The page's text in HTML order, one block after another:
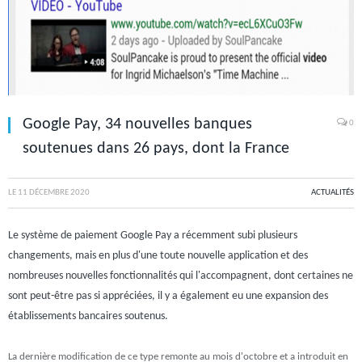
Google Pay, 34 nouvelles banques
soutenues dans 26 pays, dont la France
0
LE 11 DÉCEMBRE 2020 ACTUALITÉS
Le système de paiement Google Pay a récemment subi plusieurs
changements, mais en plus d'une toute nouvelle application et des
nombreuses nouvelles fonctionnalités qui l'accompagnent, dont certaines ne
sont peut-être pas si appréciées, il y a également eu une expansion des
établissements bancaires soutenus.
La dernière modification de ce type remonte au mois d'octobre et a introduit en